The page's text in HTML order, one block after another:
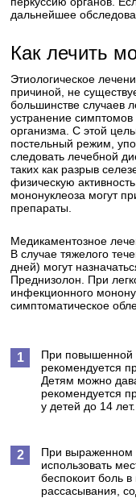
дальнейшее
Как лечить
Этиологическое
причиной, не
большинстве случаев
устранение
организма. С этой
постельный режим,
следовать лечебной
таких как разрыв
физическую
мононуклеоза могут
препараты.
Медикаментозное
В случае тяжелого
дней) могут
Преднизолон. При
инфекционного
симптоматическое
При повышенной
рекомендуется
Детям можно
рекомендуется
у детей до 14 лет.
При выраженном
использовать
беспокоит боль
рассасывания,